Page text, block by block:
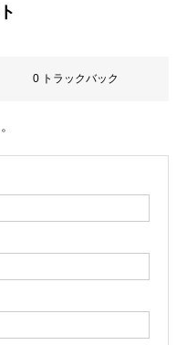
0 トラックバック